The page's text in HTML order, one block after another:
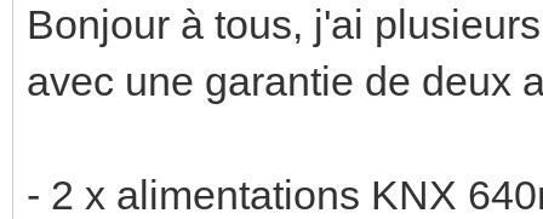
Bonjour à tous, j'ai
avec une garantie de deux
- 2 x alimentations KNX